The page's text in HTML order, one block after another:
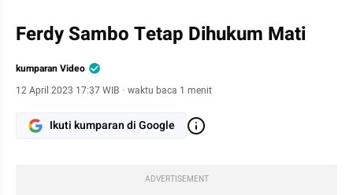
Ferdy Sambo Tetap Dihukum Mati
kumparan Video
12 April 2023 17:37 WIB · waktu baca 1 menit
Ikuti kumparan di Google
ADVERTISEMENT